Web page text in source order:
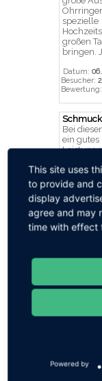
spezielle
großen
bringen.
Datum:
Besucher:
Bewertung:
Schmuck
Bei
ein gutes
jeden
Support
kann
guenstig
fuer
Internet ...
Besucher:
Dieser
Shop
This site uses
to provide and
display
agree and may
time with effect
Powered by